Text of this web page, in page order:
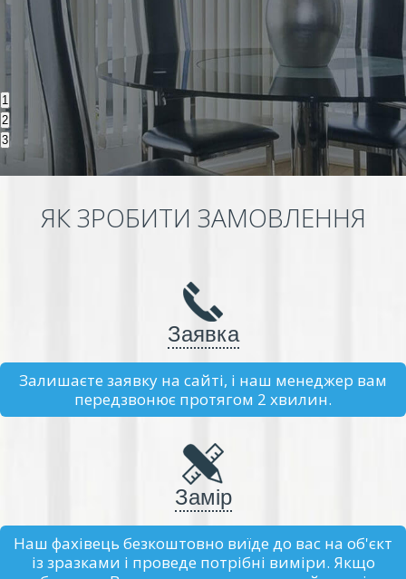
1
2
3
ЯК ЗРОБИТИ ЗАМОВЛЕННЯ
Заявка
Залишаєте заявку на сайті, і наш менеджер вам
передзвонює протягом 2 хвилин.
Замір
Наш фахівець безкоштовно виїде до вас на об'єкт
із зразками і проведе потрібні виміри. Якщо